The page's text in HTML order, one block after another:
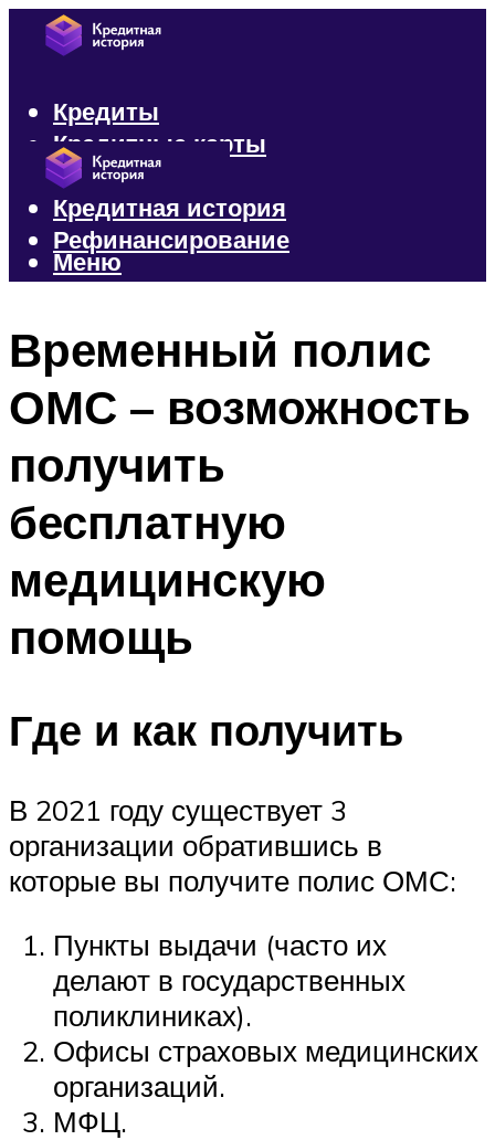
Кредиты
Кредитные карты
Микрозаймы
Кредитная история
Рефинансирование
Меню
Временный полис
ОМС – возможность
получить
бесплатную
медицинскую
помощь
Где и как получить
В 2021 году существует 3
организации обратившись в
которые вы получите полис ОМС:
Пункты выдачи (часто их
делают в государственных
поликлиниках).
Офисы страховых медицинских
организаций.
МФЦ.